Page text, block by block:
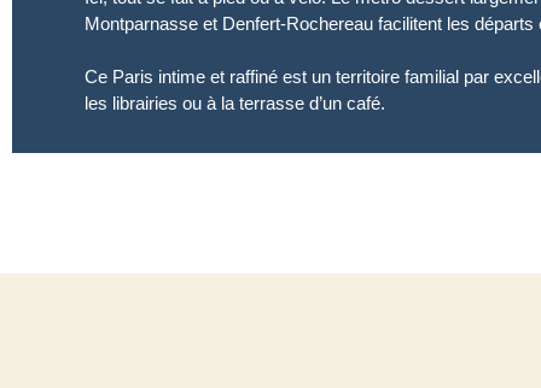
Montparnasse et Denfert-Rochereau facilitent les
Ce Paris intime et raffiné est un territoire familial par
les librairies ou à la terrasse d’un café.